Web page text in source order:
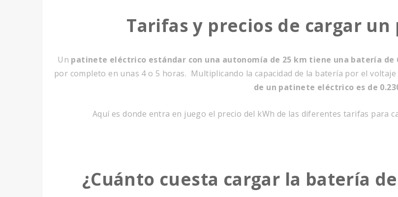
Tarifas y precios de cargar
Un patinete eléctrico estándar con una autonomía de 25 km tiene una batería de
por completo en unas 4 o 5 horas. Multiplicando la capacidad de la batería por el
de un patinete eléctrico es de
Aquí es donde entra en juego el precio del kWh de las diferentes tarifas para
¿Cuánto cuesta cargar la batería